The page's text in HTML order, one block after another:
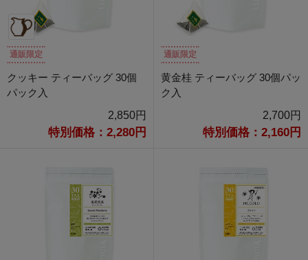
通販限定
クッキー ティーバッグ 30個
パック入
2,850円
特別価格：2,280円
通販限定
黄金桂 ティーバッグ 30個パッ
ク入
2,700円
特別価格：2,160円